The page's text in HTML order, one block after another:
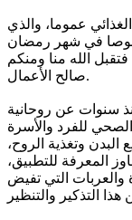
عموما، والذي
في شهر رمضان
فتقبل الله منا ومنكم
صالح الأعمال.
سنوات عن روحانية
للفرد والأسرة
وتغذية الروح،
المعرفة للتطبيق،
والعربات التي تفيض